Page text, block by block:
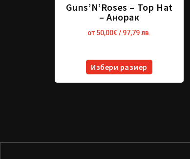
Guns’N’Roses – Top Hat
– Анорак
от 50,00€/ 97,79 лв.
Избери размер